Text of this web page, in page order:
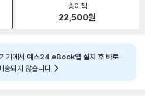
종이책
22,500원
기에서 예스24 eBook앱 설치 후 바로
송되지 않습니다.